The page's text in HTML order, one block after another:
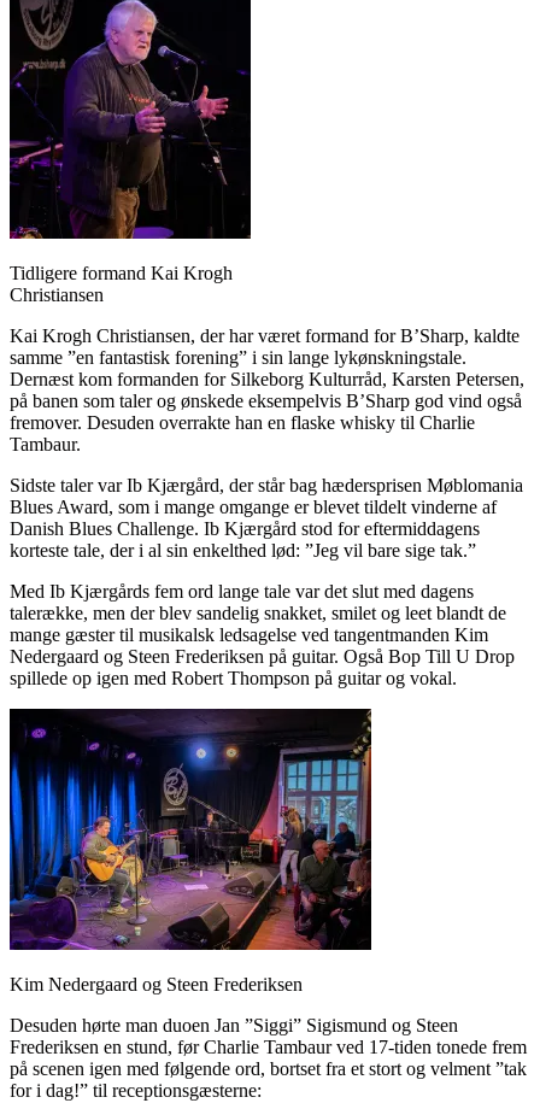
Tidligere formand Kai Krogh
Christiansen
Kai Krogh Christiansen, der har været formand for B’Sharp, kaldte
samme ”en fantastisk forening” i sin lange lykønskningstale.
Dernæst kom formanden for Silkeborg Kulturråd, Karsten Petersen,
på banen som taler og ønskede eksempelvis B’Sharp god vind også
fremover. Desuden overrakte han en flaske whisky til Charlie
Tambaur.
Sidste taler var Ib Kjærgård, der står bag hædersprisen Møblomania
Blues Award, som i mange omgange er blevet tildelt vinderne af
Danish Blues Challenge. Ib Kjærgård stod for eftermiddagens
korteste tale, der i al sin enkelthed lød: ”Jeg vil bare sige tak.”
Med Ib Kjærgårds fem ord lange tale var det slut med dagens
talerække, men der blev sandelig snakket, smilet og leet blandt de
mange gæster til musikalsk ledsagelse ved tangentmanden Kim
Nedergaard og Steen Frederiksen på guitar. Også Bop Till U Drop
spillede op igen med Robert Thompson på guitar og vokal.
Kim Nedergaard og Steen Frederiksen
Desuden hørte man duoen Jan ”Siggi” Sigismund og Steen
Frederiksen en stund, før Charlie Tambaur ved 17-tiden tonede frem
på scenen igen med følgende ord, bortset fra et stort og velment ”tak
for i dag!” til receptionsgæsterne: